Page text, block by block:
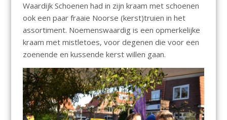
Waardijk Schoenen had in zijn kraam met schoenen
ook een paar fraaie Noorse (kerst)truien in het
assortiment. Noemenswaardig is een opmerkelijke
kraam met mistletoes, voor degenen die voor een
zoenende en kussende kerst willen gaan.